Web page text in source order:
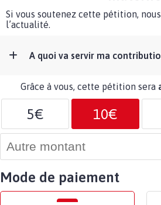
Si vous soutenez cette pétition,
l’actualité.
A quoi va servir ma
Grâce à vous, cette pétition sera
5€ 10€
Mode de paiement